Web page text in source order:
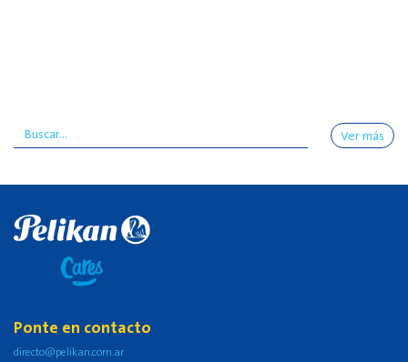
Ver más
Ponte en contacto
directo@pelikan.com.ar